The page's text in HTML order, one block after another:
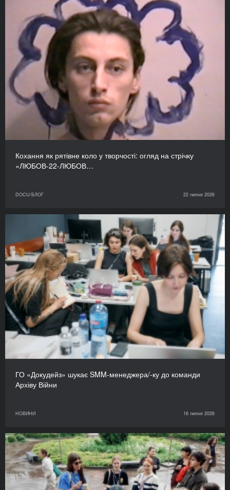
Кохання як рятівне коло у творчості: огляд на стрічку
«ЛЮБОВ-22-ЛЮБОВ…
DOCU/БЛОГ 22 липня 2026
ГО «Докудейз» шукає SMM-менеджера/-ку до команди
Архіву Війни
НОВИНИ 16 липня 2026